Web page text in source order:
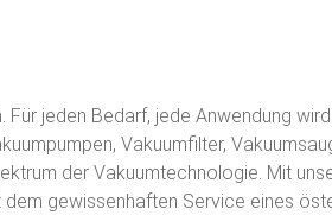
jeden Bedarf, jede Anwendung
Vakuumfilter,
der Vakuumtechnologie. Mit
gewissenhaften Service eines